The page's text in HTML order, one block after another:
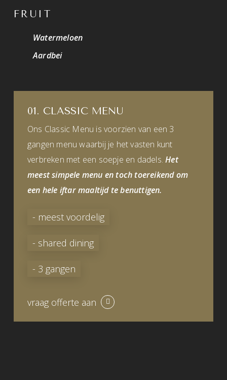
FRUIT
Watermeloen
Aardbei
01. CLASSIC MENU
Ons Classic Menu is voorzien van een 3
gangen menu waarbij je het vasten kunt
verbreken met een soepje en dadels.Het
meest simpele menu en toch toereikend om
een hele iftar maaltijd te benuttigen.
- meest voordelig
- shared dining
- 3 gangen
vraag offerte aan